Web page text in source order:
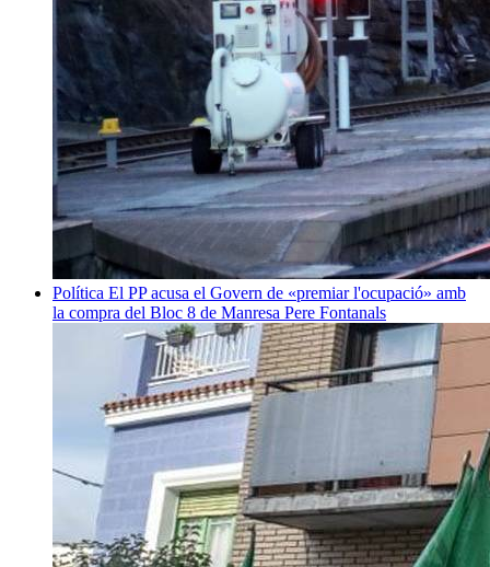
Política El PP acusa el Govern de «premiar l'ocupació» amb
la compra del Bloc 8 de Manresa Pere Fontanals